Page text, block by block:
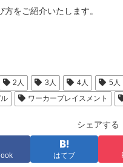
をご紹介いたします。
2人 3人 4人 5人
ワーカープレイスメント
シェアする
はてブ